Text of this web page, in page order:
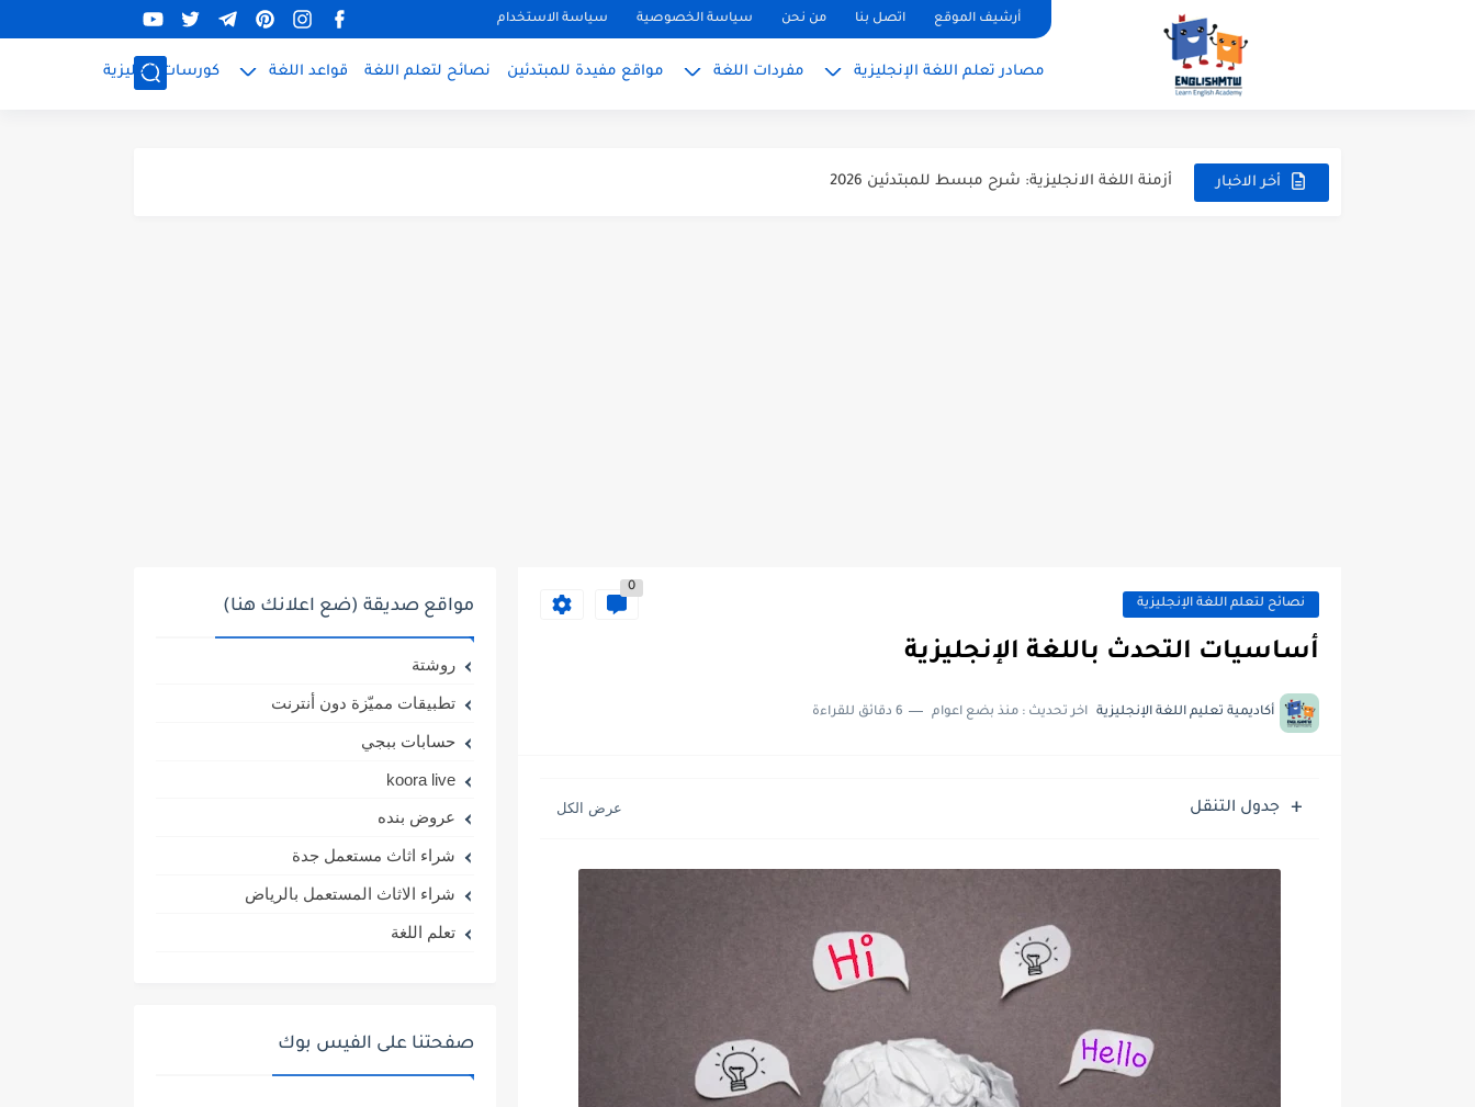
أرشيف الموقع اتصل بنا من نحن سياسة الخصوصية سياسة الاستخدام
مصادر تعلم اللغة الإنجليزية مفردات اللغة مواقع مفيدة للمبتدئين نصائح لتعلم اللغة قواعد اللغة كورسات إنجليزية
أخر الاخبار قواعد اللغة الانجليزية: دليل المبتدئين بالعربي
نصائح لتعلم اللغة الإنجليزية
0
أساسيات التحدث باللغة الإنجليزية
أكاديمية تعليم اللغة الإنجليزية اخر تحديث : منذ بضع اعوام 6 دقائق للقراءة
جدول التنقل
مواقع صديقة (ضع اعلانك هنا)
روشتة
تطبيقات مميّزة دون أنترنت
حسابات ببجي
koora live
عروض بنده
شراء اثاث مستعمل جدة
شراء الاثاث المستعمل بالرياض
تعلم اللغة
صفحتنا على الفيس بوك